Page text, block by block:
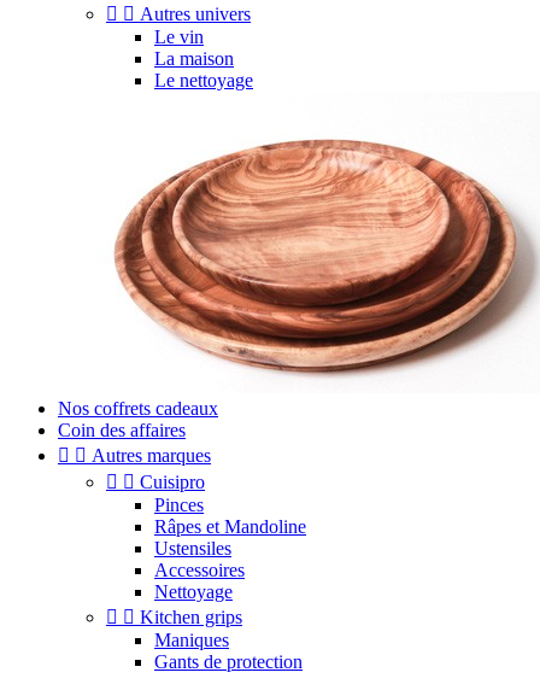
  Autres univers
Le vin
La maison
Le nettoyage
Nos coffrets cadeaux
Coin des affaires
  Autres marques
  Cuisipro
Pinces
Râpes et Mandoline
Ustensiles
Accessoires
Nettoyage
  Kitchen grips
Maniques
Gants de protection